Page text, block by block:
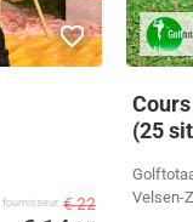
fournisseur € 22
(25
Velsen-